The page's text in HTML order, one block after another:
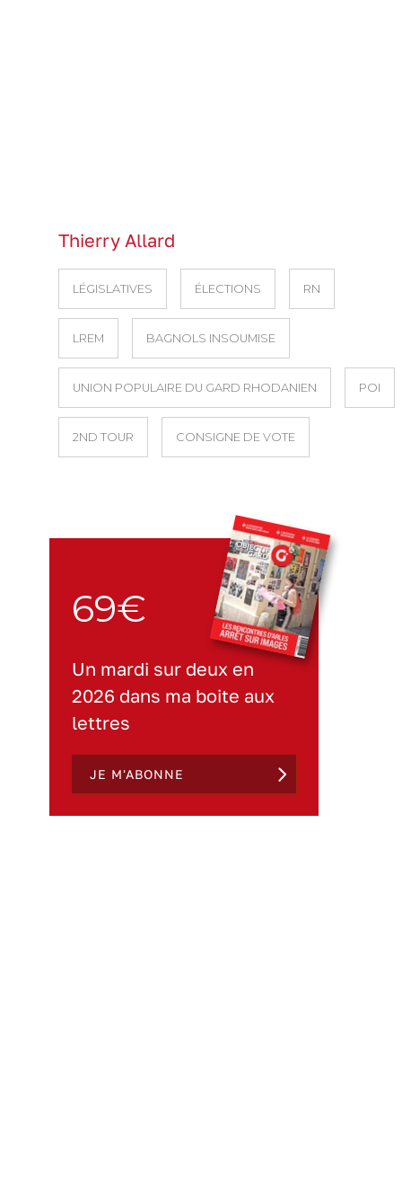
Thierry Allard
LÉGISLATIVES ÉLECTIONS RN
LREM BAGNOLS INSOUMISE
UNION POPULAIRE DU GARD RHODANIEN POI
2ND TOUR CONSIGNE DE VOTE
69€
Un mardi sur deux en
2026 dans ma boite aux
lettres
JE M'ABONNE